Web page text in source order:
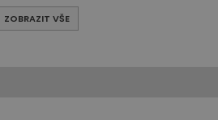
ZOBRAZIT VŠE